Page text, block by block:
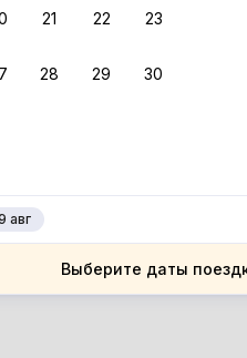
21 22 23
28 29 30
авг
Выберите даты